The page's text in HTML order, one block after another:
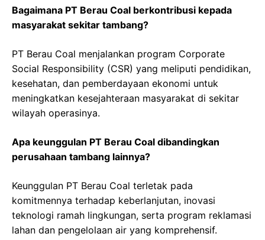
Bagaimana PT Berau Coal berkontribusi kepada
masyarakat sekitar tambang?
PT Berau Coal menjalankan program Corporate
Social Responsibility (CSR) yang meliputi pendidikan,
kesehatan, dan pemberdayaan ekonomi untuk
meningkatkan kesejahteraan masyarakat di sekitar
wilayah operasinya.
Apa keunggulan PT Berau Coal dibandingkan
perusahaan tambang lainnya?
Keunggulan PT Berau Coal terletak pada
komitmennya terhadap keberlanjutan, inovasi
teknologi ramah lingkungan, serta program reklamasi
lahan dan pengelolaan air yang komprehensif.